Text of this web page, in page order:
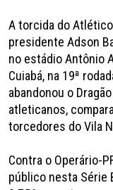
A torcida do
presidente Adson
no estádio Antônio
Cuiabá, na 19ª
abandonou o
atleticanos,
torcedores do Vila
Contra o Operário-
público nesta Série